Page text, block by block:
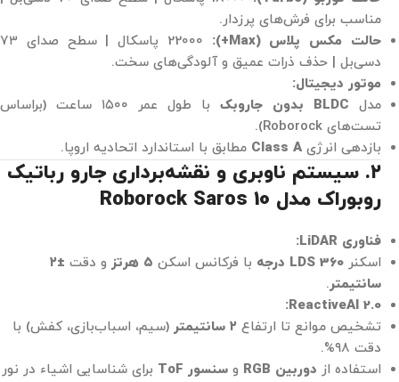
مناسب برای فرش‌های پرزدار.
حالت مکس پلاس (Max+):
22000 پاسکال | سطح صدای ۷۳
دسی‌بل | حذف ذرات عمیق و آلودگی‌های سخت.
موتور دیجیتال:
مدل BLDC بدون جاروبک
با طول عمر ۱۵۰۰ ساعت (براساس
تست‌های Roborock).
بازدهی انرژی Class A مطابق با استاندارد اتحادیه اروپا.
۲. سیستم ناوبری و نقشه‌برداری جارو رباتیک
روبوراک مدل Roborock Saros 10
فناوری LiDAR:
اسکنر LDS 360 درجه با فرکانس اسکن ۵ هرتز و دقت
±۲
سانتیمتر.
ReactiveAI 2.0:
تشخیص موانع تا ارتفاع ۲ سانتیمتر
(سیم، اسباب‌بازی، کفش) با
دقت ۹۸%.
استفاده از دوربین RGB و سنسور ToF
برای شناسایی اشیاء در نور